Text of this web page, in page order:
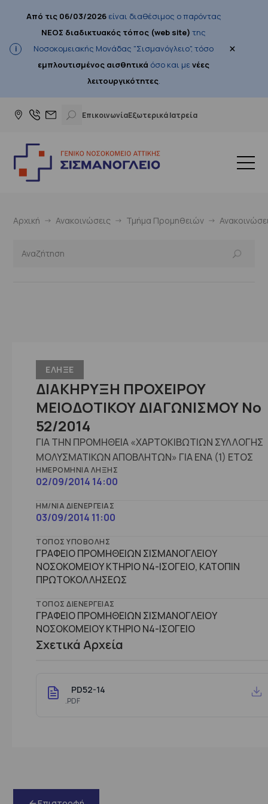
Από τις 06/03/2026είναι διαθέσιμος ο παρόντας
ΝΕΟΣ διαδικτυακός τόπος (web site) της
Νοσοκομειακής Μονάδας "Σισμανόγλειο", τόσο
εμπλουτισμένος αισθητικά όσο και μενέες
λειτουργικότητες.
×
ΕπικοινωνίαΕξωτερικά Ιατρεία
Αρχική Ανακοινώσεις Τμήμα Προμηθειών
ΕΛΗΞΕ
ΔΙΑΚΗΡΥΞΗ ΠΡΟΧΕΙΡΟΥ
ΜΕΙΟΔΟΤΙΚΟΥ ΔΙΑΓΩΝΙΣΜΟΥ No
52/2014
ΓΙΑ ΤΗΝ ΠΡΟΜΗΘΕΙΑ «ΧΑΡΤΟΚΙΒΩΤΙΩΝ ΣΥΛΛΟΓΗΣ
ΜΟΛΥΣΜΑΤΙΚΩΝ ΑΠΟΒΛΗΤΩΝ» ΓΙΑ ΕΝΑ (1) ΕΤΟΣ
ΗΜΕΡΟΜΗΝΊΑ ΛΉΞΗΣ
02/09/2014 14:00
ΗΜ/ΝΊΑ ΔΙΕΝΈΡΓΕΙΑΣ
03/09/2014 11:00
ΤΌΠΟΣ ΥΠΟΒΟΛΉΣ
ΓΡΑΦΕΙΟ ΠΡΟΜΗΘΕΙΩΝ ΣΙΣΜΑΝΟΓΛΕΙΟΥ
ΝΟΣΟΚΟΜΕΙΟΥ ΚΤΗΡΙΟ Ν4-ΙΣΟΓΕΙΟ, ΚΑΤΟΠΙΝ
ΠΡΩΤΟΚΟΛΛΗΣΕΩΣ
ΤΌΠΟΣ ΔΙΕΝΈΡΓΕΙΑΣ
ΓΡΑΦΕΙΟ ΠΡΟΜΗΘΕΙΩΝ ΣΙΣΜΑΝΟΓΛΕΙΟΥ
ΝΟΣΟΚΟΜΕΙΟΥ ΚΤΗΡΙΟ Ν4-ΙΣΟΓΕΙΟ
Σχετικά Αρχεία
PD52-14
.PDF